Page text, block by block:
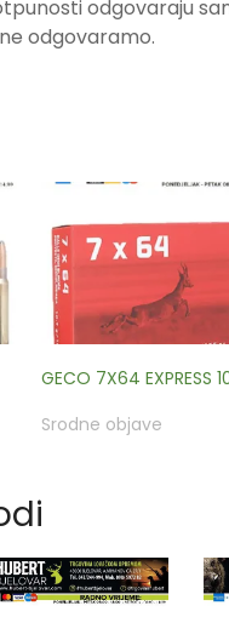
odgovaraju
odgovaramo.
GECO 7X64 EXPRESS
Srodne objave